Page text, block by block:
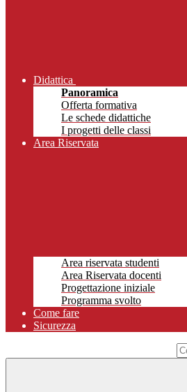
Didattica
Panoramica
Offerta formativa
Le schede didattiche
I progetti delle classi
Area Riservata
Area riservata studenti
Area Riservata docenti
Progettazione iniziale
Programma svolto
Come fare
Sicurezza